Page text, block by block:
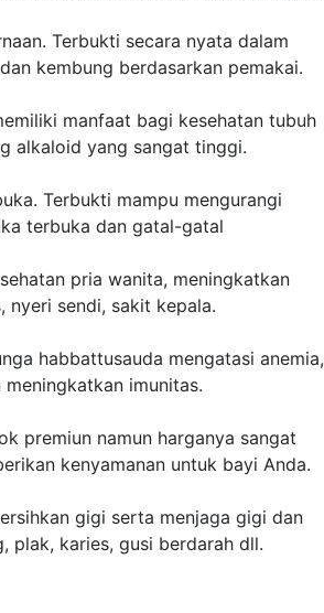
Terbukti secara nyata dalam
kembung berdasarkan pemakai.
manfaat bagi kesehatan tubuh
alkaloid yang sangat tinggi.
Terbukti mampu mengurangi
terbuka dan gatal-gatal
pria wanita, meningkatkan
nyeri sendi, sakit kepala.
habbattusauda mengatasi anemia,
imunitas.
premiun namun harganya sangat
kenyamanan untuk bayi Anda.
gigi serta menjaga gigi dan
plak, karies, gusi berdarah dll.